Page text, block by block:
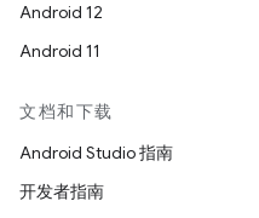
Android 12
Android 11
文档和下载
Android Studio 指南
开发者指南